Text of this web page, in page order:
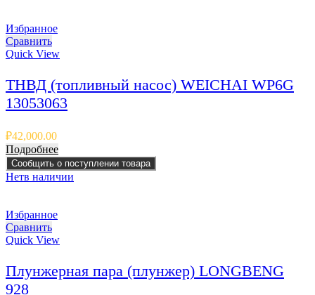
Избранное
Сравнить
Quick View
ТНВД (топливный насос) WEICHAI WP6G
13053063
₽42,000.00
Подробнее
Сообщить о поступлении товара
Нетв наличии
Избранное
Сравнить
Quick View
Плунжерная пара (плунжер) LONGBENG
928